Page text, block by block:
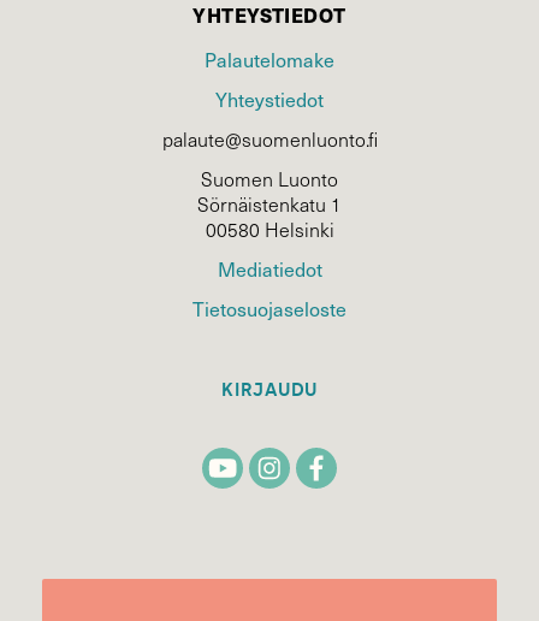
YHTEYSTIEDOT
Palautelomake
Yhteystiedot
palaute@suomenluonto.fi
Suomen Luonto
Sörnäistenkatu 1
00580 Helsinki
Mediatiedot
Tietosuojaseloste
KIRJAUDU